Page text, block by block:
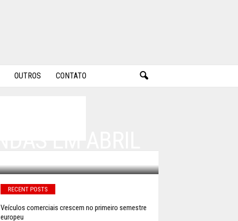
OUTROS CONTATO
RECENT POSTS
Veículos comerciais crescem no primeiro semestre
europeu